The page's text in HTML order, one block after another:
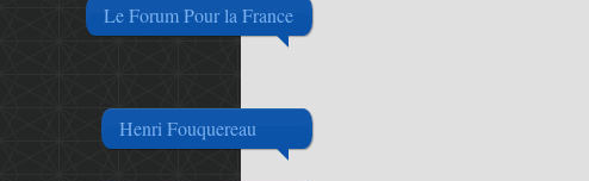
Le Forum Pour la France
Henri Fouquereau